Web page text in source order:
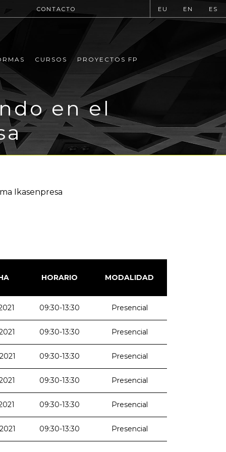
CONTACTO EU EN ES
CURSOS PROYECTOS FP
en el
Ikasenpresa
HORARIO MODALIDAD
09:30-13:30 Presencial
09:30-13:30 Presencial
09:30-13:30 Presencial
09:30-13:30 Presencial
09:30-13:30 Presencial
09:30-13:30 Presencial